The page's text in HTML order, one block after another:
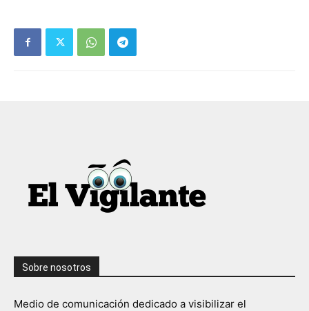
Sobre nosotros
Medio de comunicación dedicado a visibilizar el